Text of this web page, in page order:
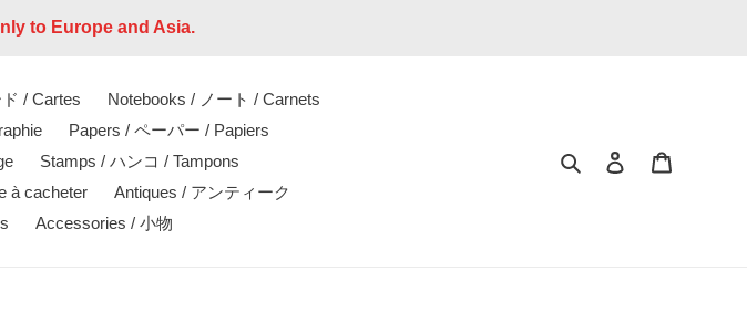
to Europe and Asia.
/ Cartes
Notebooks / ノート / Carnets
Papers / ペーパー / Papiers
Stamps / ハンコ / Tampons
à cacheter
Antiques / アンティーク
Accessories / 小物
RechercherSe connecter